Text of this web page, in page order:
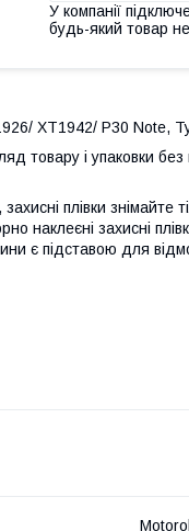
У компанії
будь-який товар
XT1942/ P30 Note,
товару і упаковки
плівки знімайте
наклеєні захисні
є підставою для